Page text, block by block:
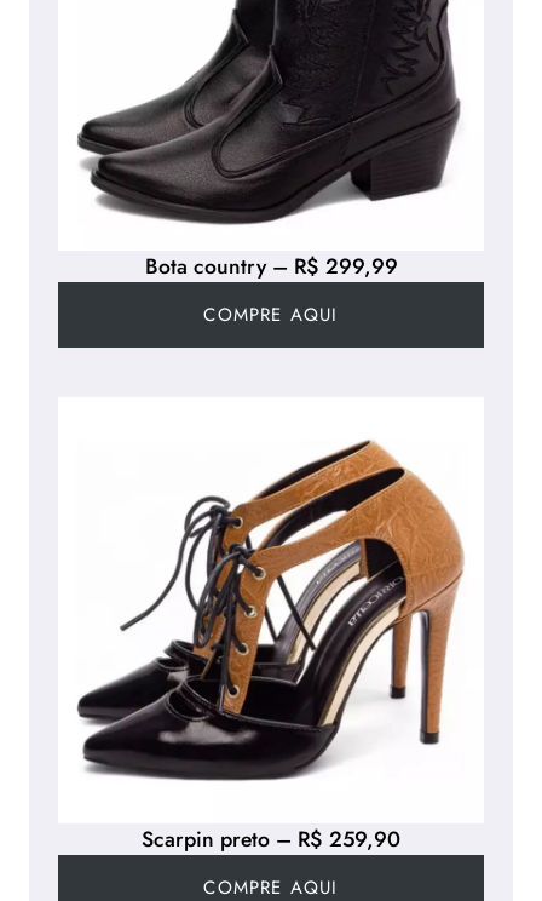
Scarpin preto – R$ 259,90
COMPRE AQUI
Bota country – R$ 299,99
COMPRE AQUI